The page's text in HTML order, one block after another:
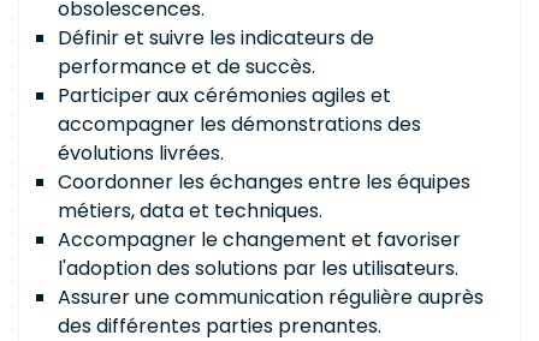
obsolescences.
Définir et suivre les indicateurs de
performance et de succès.
Participer aux cérémonies agiles et
accompagner les démonstrations des
évolutions livrées.
Coordonner les échanges entre les équipes
métiers, data et techniques.
Accompagner le changement et favoriser
l'adoption des solutions par les utilisateurs.
Assurer une communication régulière auprès
des différentes parties prenantes.